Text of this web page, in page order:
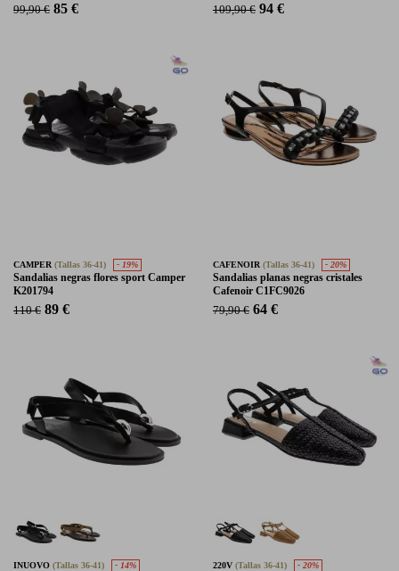
99,90 € 85 €
109,90 € 94 €
CAMPER (Tallas 36-41) - 19%
Sandalias negras flores sport Camper
K201794
110 € 89 €
CAFENOIR (Tallas 36-41) - 20%
Sandalias planas negras cristales
Cafenoir C1FC9026
79,90 € 64 €
INUOVO (Tallas 36-41) - 14% 220V (Tallas 36-41) - 20%